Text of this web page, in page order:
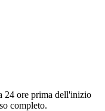
24 ore prima dell'inizio
completo.